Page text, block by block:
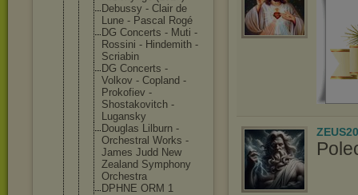
Debussy - Clair de
Lune - Pascal Rogé
DG Concerts - Muti -
Rossini - Hindemith -
Scriabin
DG Concerts -
Volkov - Copland -
Prokofiev -
Shostakovitch -
Lugansky
Douglas Lilburn -
Orchestral Works -
James Judd New
Zealand Symphony
Orchestra
DPHNE ORM 1